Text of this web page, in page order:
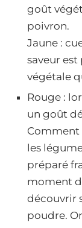
goût
poivron.
Jaune :
saveur
végétale
Rouge :
un goût
Comment
les
préparé
moment
découvrir
poudre.